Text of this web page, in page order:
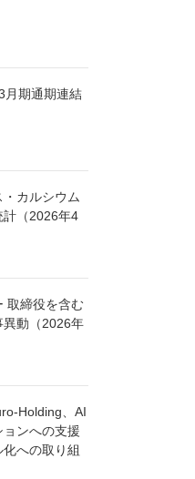
月期通期連結
カルシウム
計（2026年4
取締役を含む
異動（2026年
Holding、AI
ンへの支援
への取り組